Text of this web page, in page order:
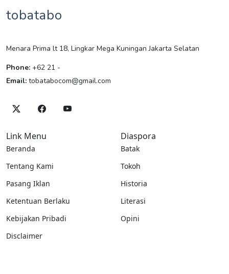
tobatabo
Menara Prima lt 18, Lingkar Mega Kuningan Jakarta Selatan
Phone: +62 21 -
Email: tobatabocom@gmail.com
Link Menu
Beranda
Tentang Kami
Pasang Iklan
Ketentuan Berlaku
Kebijakan Pribadi
Disclaimer
Diaspora
Batak
Tokoh
Historia
Literasi
Opini